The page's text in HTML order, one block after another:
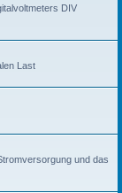
DIV
Last
und das